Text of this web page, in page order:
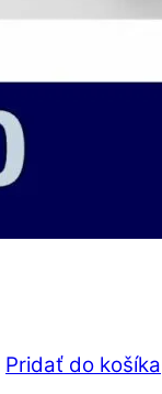
Pridať do košíka